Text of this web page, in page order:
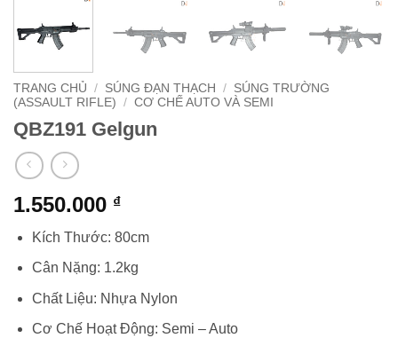
TRANG CHỦ / SÚNG ĐẠN THẠCH / SÚNG TRƯỜNG
(ASSAULT RIFLE)
/ CƠ CHẾ AUTO VÀ SEMI
QBZ191 Gelgun
1.550.000 ₫
Kích Thước: 80cm
Cân Nặng: 1.2kg
Chất Liệu: Nhựa Nylon
Cơ Chế Hoạt Động: Semi – Auto